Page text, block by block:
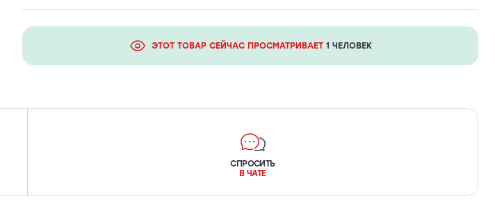
ЭТОТ ТОВАР СЕЙЧАС ПРОСМАТРИВАЕТ 1 ЧЕЛОВЕК
СПРОСИТЬ
В ЧАТЕ